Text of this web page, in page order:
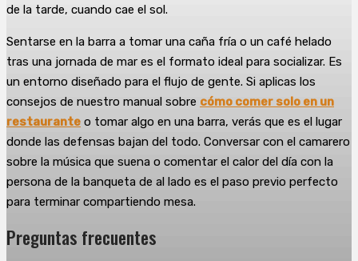
de la tarde, cuando cae el sol.
Sentarse en la barra a tomar una caña fría o un café helado
tras una jornada de mar es el formato ideal para socializar. Es
un entorno diseñado para el flujo de gente. Si aplicas los
consejos de nuestro manual sobre cómo comer solo en un
restaurante o tomar algo en una barra, verás que es el lugar
donde las defensas bajan del todo. Conversar con el camarero
sobre la música que suena o comentar el calor del día con la
persona de la banqueta de al lado es el paso previo perfecto
para terminar compartiendo mesa.
Preguntas frecuentes